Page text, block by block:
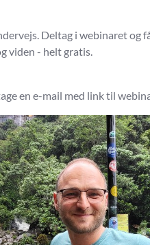
Deltag i webinaret
viden - helt gratis.
en e-mail med link til